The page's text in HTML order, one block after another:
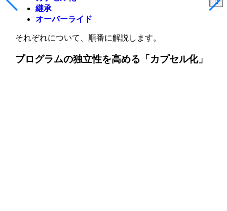
継承
オーバーライド
それぞれについて、順番に解説します。
プログラムの独立性を高める「カプセル化」